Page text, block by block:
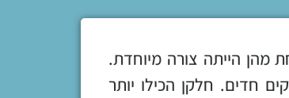
מהן הייתה צורה מיוחדת.
חדים. חלקן הכילו יותר